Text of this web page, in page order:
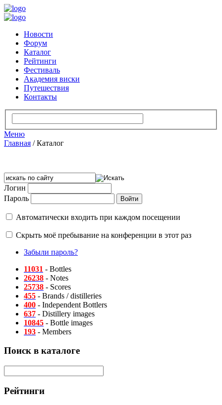
Новости
Форум
Каталог
Рейтинги
Фестиваль
Академия виски
Путешествия
Контакты
Меню
Главная /Каталог
Логин
Пароль
Автоматически входить при каждом посещении
Скрыть моё пребывание на конференции в этот раз
Забыли пароль?
11031 - Bottles
26238 - Notes
25738 - Scores
455 - Brands / distilleries
400 - Independent Bottlers
637 - Distillery images
10845 - Bottle images
193 - Members
Поиск в каталоге
Рейтинги